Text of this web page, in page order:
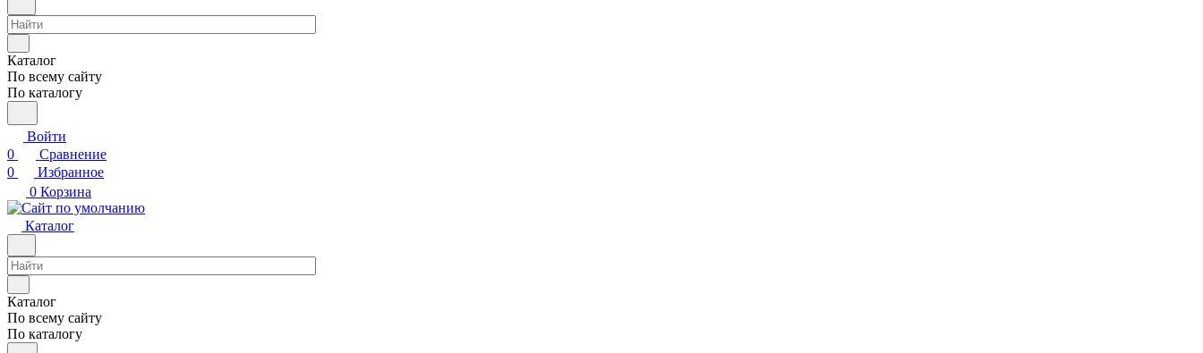
Каталог
По всему сайту
По каталогу
Войти
0
Сравнение
0
Избранное
0 Корзина
Каталог
Каталог
По всему сайту
По каталогу